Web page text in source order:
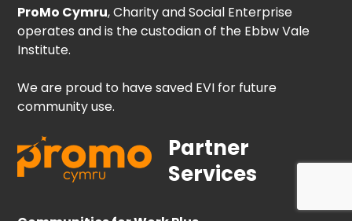
ProMo Cymru, Charity and Social Enterprise
operates and is the custodian of the Ebbw Vale
Institute.
We are proud to have saved EVI for future
community use.
Partner
Services